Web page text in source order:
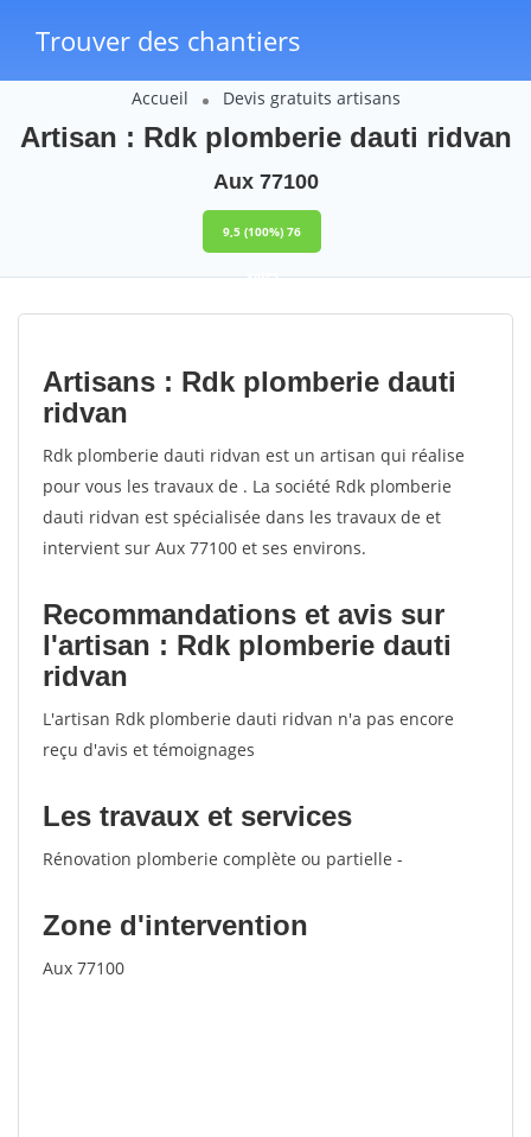
Trouver des chantiers
Accueil Devis gratuits artisans
Artisan : Rdk plomberie dauti ridvan
Aux 77100
9,5 (100%) 76
votes
Artisans : Rdk plomberie dauti
ridvan
Rdk plomberie dauti ridvan est un artisan qui réalise
pour vous les travaux de . La société Rdk plomberie
dauti ridvan est spécialisée dans les travaux de et
intervient sur Aux 77100 et ses environs.
Recommandations et avis sur
l'artisan : Rdk plomberie dauti
ridvan
L'artisan Rdk plomberie dauti ridvan n'a pas encore
reçu d'avis et témoignages
Les travaux et services
Rénovation plomberie complète ou partielle -
Zone d'intervention
Aux 77100